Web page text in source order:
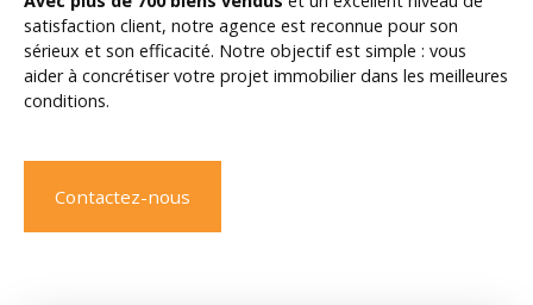
satisfaction client, notre agence est reconnue pour son
sérieux et son efficacité. Notre objectif est simple : vous
aider à concrétiser votre projet immobilier dans les meilleures
conditions.
Contactez-nous